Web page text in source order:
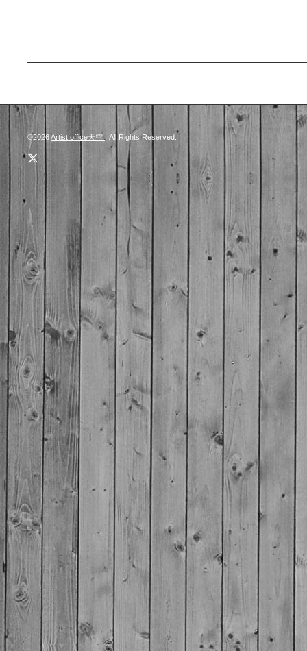
©2026Artist office天空 . All Rights Reserved.